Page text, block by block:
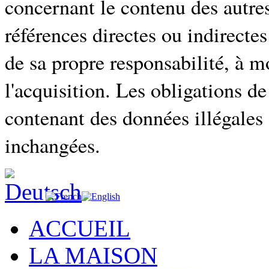
concernant le contenu des
références directes ou
de sa propre responsabilité, à
l'acquisition. Les obligations
contenant des données
inchangées.
ACCUEIL
LA MAISON